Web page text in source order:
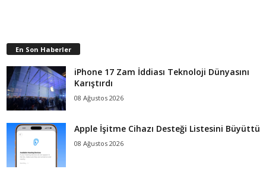
En Son Haberler
iPhone 17 Zam İddiası Teknoloji Dünyasını
Karıştırdı
08 Ağustos 2026
Apple İşitme Cihazı Desteği Listesini Büyüttü
08 Ağustos 2026